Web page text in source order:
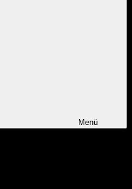
Menü